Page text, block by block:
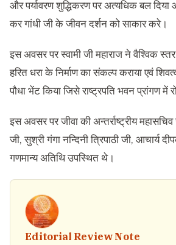
और पर्यावरण शुद्धिकरण पर अत्यधिक बल
कर गांधी जी के जीवन दर्शन को साकार करे।
इस अवसर पर स्वामी जी महाराज ने वैश्विक
हरित धरा के निर्माण का संकल्प कराया एवं
पौधा भेंट किया जिसे राष्ट्रपति भवन प्रांगण
इस अवसर पर जीवा की अन्तर्राष्ट्रीय
जी, सुश्री गंगा नन्दिनी त्रिपाठी जी, आचार्य
गणमान्य अतिथि उपस्थित थे।
Editorial Review Note